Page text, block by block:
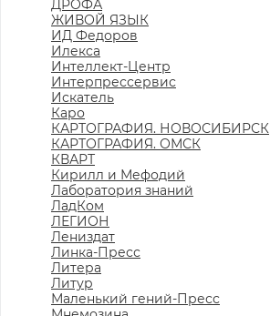
ДРОФА
ЖИВОЙ ЯЗЫК
ИД Федоров
Илекса
Интеллект-Центр
Интерпрессервис
Искатель
Каро
КАРТОГРАФИЯ. НОВОСИБИРСК
КАРТОГРАФИЯ. ОМСК
КВАРТ
Кирилл и Мефодий
Лаборатория знаний
ЛадКом
ЛЕГИОН
Лениздат
Линка-Пресс
Литера
Литур
Маленький гений-Пресс